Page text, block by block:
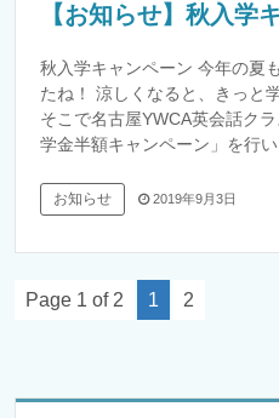
【お知らせ】秋入学
秋入学キャンペーン 今年の夏
たね！ 涼しくなると、きっと
そこで名古屋YWCA英会話ク
学金半額キャンペーン」を行
お知らせ 2019年9月3日
Page 1 of 2 1 2